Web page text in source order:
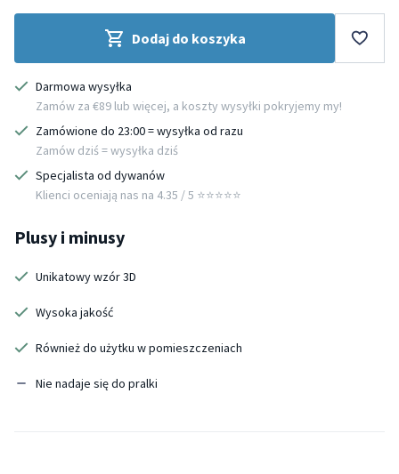
Dodaj do koszyka
Darmowa wysyłka
Zamów za €89 lub więcej, a koszty wysyłki pokryjemy my!
Zamówione do 23:00 = wysyłka od razu
Zamów dziś = wysyłka dziś
Specjalista od dywanów
Klienci oceniają nas na 4.35 / 5 ⭐️⭐️⭐️⭐️⭐️
Plusy i minusy
Unikatowy wzór 3D
Wysoka jakość
Również do użytku w pomieszczeniach
Nie nadaje się do pralki